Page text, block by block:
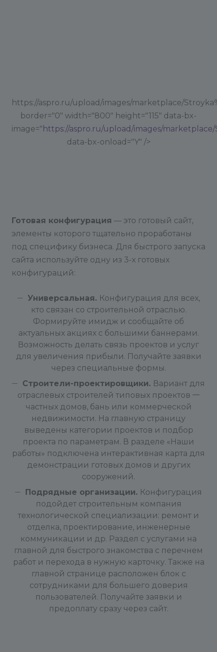
https://aspro.ru/upload/images/marketplace/
border="0" width="800" height="115" data-bx-
image=" https://aspro.ru/upload/images/
data-bx-onload="Y" />
Готовая конфигурация — это готовый сайт,
элементы которого тщательно проработаны
под специфику бизнеса. Для быстрого запуска
сайта используйте одну из 3-х готовых
конфигураций:
Универсальная. Конфигурация для всех,
кто связан со строительной отраслью.
Формируйте имидж и сообщайте об
актуальных акциях с большими баннерами.
Возможность делать связь проектов и услуг
для увеличения прибыли. Получайте заявки
через специальные формы.
Строители-проектировщики. Вариант для
отраслевых строителей типовых проектов 一
частных домов, бань или коммерческой
недвижимости. На главную страницу
выведены категории проектов и подбор
проекта по параметрам. В разделе «Наши
работы» подключена интерактивная карта для
демонстрации готовых домов и других
сооружений.
Подрядные организации. Конфигурация
подойдет строительным компания
технологической специализации: ремонт и
отделка, проектирование, инженерные
коммуникации и др. Раздел с услугами на
главной для быстрого знакомства с перечнем
работ и перехода в нужную карточку. Также на
главной странице расположен блок с
сотрудниками для большего доверия
пользователей. Получайте заявки и
предоплату сразу через сайт.